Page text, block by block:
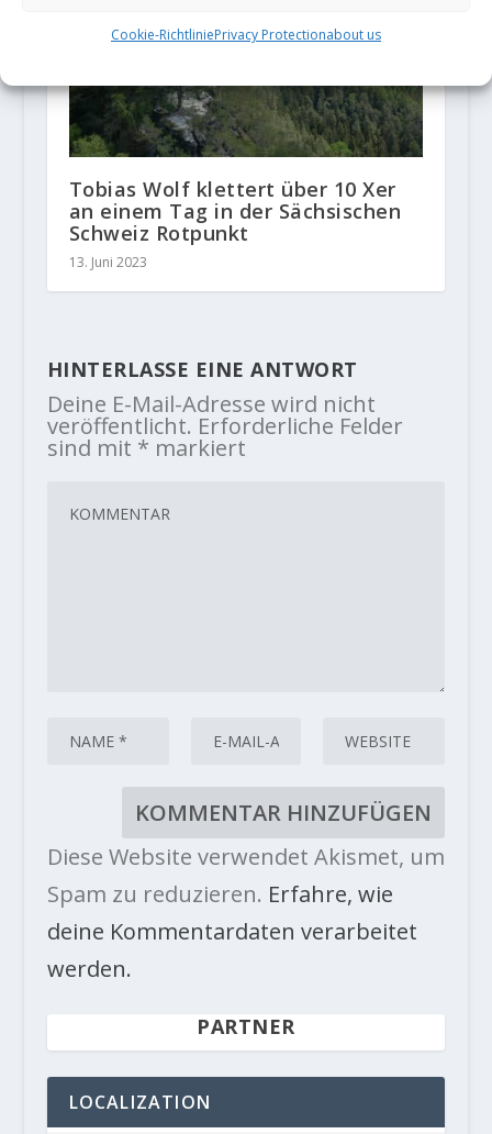
Cookie-RichtliniePrivacy Protectionabout us
Tobias Wolf klettert über 10 Xer
an einem Tag in der Sächsischen
Schweiz Rotpunkt
13. Juni 2023
HINTERLASSE EINE ANTWORT
Deine E-Mail-Adresse wird nicht
veröffentlicht. Erforderliche Felder
sind mit * markiert
Diese Website verwendet Akismet, um
Spam zu reduzieren. Erfahre, wie
deine Kommentardaten verarbeitet
werden.
PARTNER
LOCALIZATION